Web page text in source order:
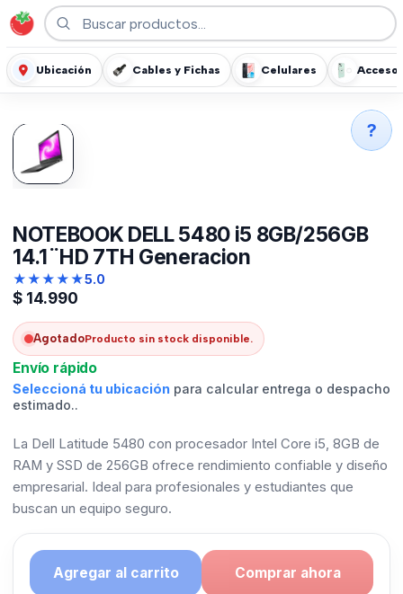
Ubicación Cables y Fichas Celulares
NOTEBOOK DELL 5480 i5 8GB/256GB
14.1¨HD 7TH Generacion
★★★★★5.0
$ 14.990
AgotadoProducto sin stock disponible.
Envío rápido
Seleccioná tu ubicación para calcular entrega o despacho
estimado..
La Dell Latitude 5480 con procesador Intel Core i5, 8GB de
RAM y SSD de 256GB ofrece rendimiento confiable y diseño
empresarial. Ideal para profesionales y estudiantes que
buscan un equipo seguro.
Agregar al carrito Comprar ahora
?